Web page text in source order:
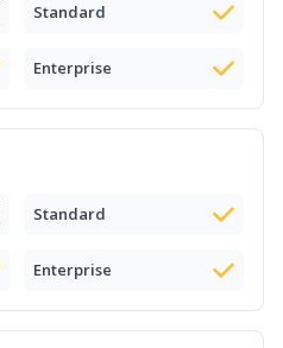
Standard
Enterprise
Standard
Enterprise